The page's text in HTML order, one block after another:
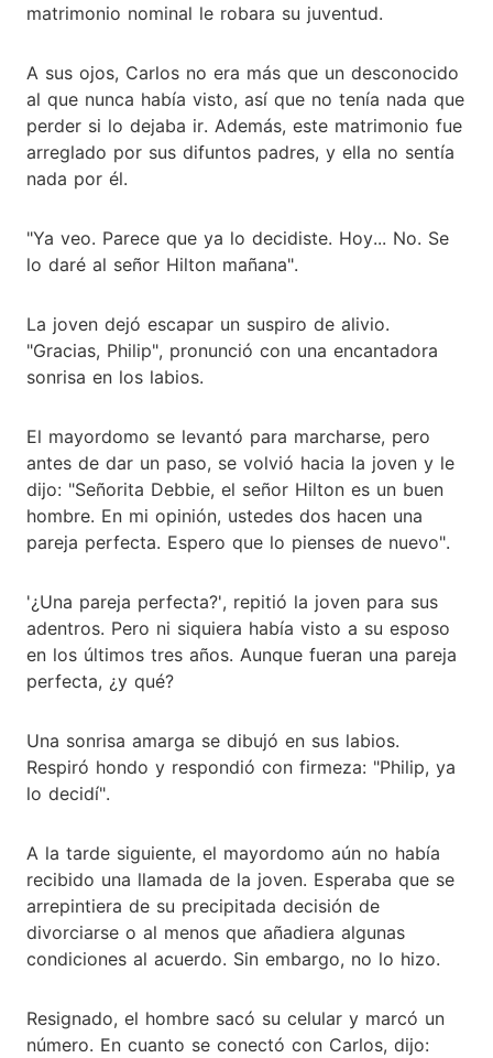
matrimonio nominal le robara su juventud.
A sus ojos, Carlos no era más que un desconocido
al que nunca había visto, así que no tenía nada que
perder si lo dejaba ir. Además, este matrimonio fue
arreglado por sus difuntos padres, y ella no sentía
nada por él.
"Ya veo. Parece que ya lo decidiste. Hoy... No. Se
lo daré al señor Hilton mañana".
La joven dejó escapar un suspiro de alivio.
"Gracias, Philip", pronunció con una encantadora
sonrisa en los labios.
El mayordomo se levantó para marcharse, pero
antes de dar un paso, se volvió hacia la joven y le
dijo: "Señorita Debbie, el señor Hilton es un buen
hombre. En mi opinión, ustedes dos hacen una
pareja perfecta. Espero que lo pienses de nuevo".
'¿Una pareja perfecta?', repitió la joven para sus
adentros. Pero ni siquiera había visto a su esposo
en los últimos tres años. Aunque fueran una pareja
perfecta, ¿y qué?
Una sonrisa amarga se dibujó en sus labios.
Respiró hondo y respondió con firmeza: "Philip, ya
lo decidí".
A la tarde siguiente, el mayordomo aún no había
recibido una llamada de la joven. Esperaba que se
arrepintiera de su precipitada decisión de
divorciarse o al menos que añadiera algunas
condiciones al acuerdo. Sin embargo, no lo hizo.
Resignado, el hombre sacó su celular y marcó un
número. En cuanto se conectó con Carlos, dijo: